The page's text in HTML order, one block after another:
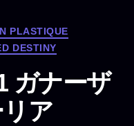
PLASTIQUE
DESTINY
ガナーザ
ア